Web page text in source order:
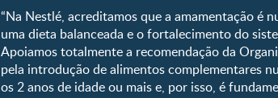
Fale conosco
Gravidez
Pós-Parto
0 a 5 meses
6 a 8 meses
Ser
“Na Nestlé, acreditamos que a amamentação é
uma dieta balanceada e o fortalecimento do
Apoiamos totalmente a recomendação da
pela introdução de alimentos complementares
os 2 anos de idade ou mais e, por isso, é